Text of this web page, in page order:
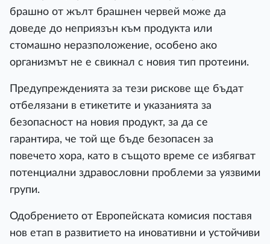
брашно от жълт брашнен червей може да
доведе до неприязън към продукта или
стомашно неразположение, особено ако
организмът не е свикнал с новия тип протеини.
Предупрежденията за тези рискове ще бъдат
отбелязани в етикетите и указанията за
безопасност на новия продукт, за да се
гарантира, че той ще бъде безопасен за
повечето хора, като в същото време се избягват
потенциални здравословни проблеми за уязвими
групи.
Одобрението от Европейската комисия поставя
нов етап в развитието на иновативни и устойчиви